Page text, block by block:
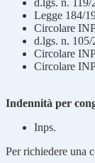
Legge 184/
Circolare
d.lgs. n. 105/
Circolare
Circolare
Indennità per
Inps.
Per richiedere una